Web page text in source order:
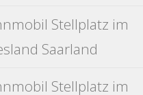
Stellplatz im
Saarland
Stellplatz im